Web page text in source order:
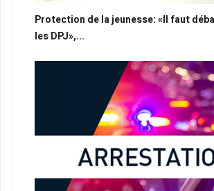
Protection de la jeunesse: «Il faut
les DPJ»,...